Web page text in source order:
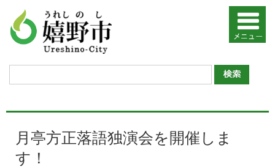
月亭方正落語独演会を開催しま
す！